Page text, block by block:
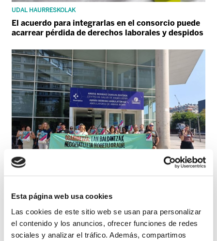
Esta página web usa cookies
Las cookies de este sitio web se usan para personalizar
el contenido y los anuncios, ofrecer funciones de redes
sociales y analizar el tráfico. Además, compartimos
UDAL HAURRESKOLAK
El acuerdo para integrarlas en el consorcio puede
acarrear pérdida de derechos laborales y despidos
ELA exige abrir la negociación de las condiciones
laborales de toda la plantilla